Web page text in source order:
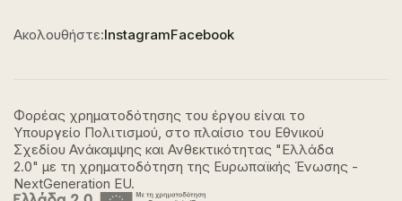
Ακολουθήστε:InstagramFacebook
Φορέας χρηματοδότησης του έργου είναι το
Υπουργείο Πολιτισμού, στο πλαίσιο του Εθνικού
Σχεδίου Ανάκαμψης και Ανθεκτικότητας "Ελλάδα
2.0" με τη χρηματοδότηση της Ευρωπαϊκής Ένωσης -
NextGeneration EU.